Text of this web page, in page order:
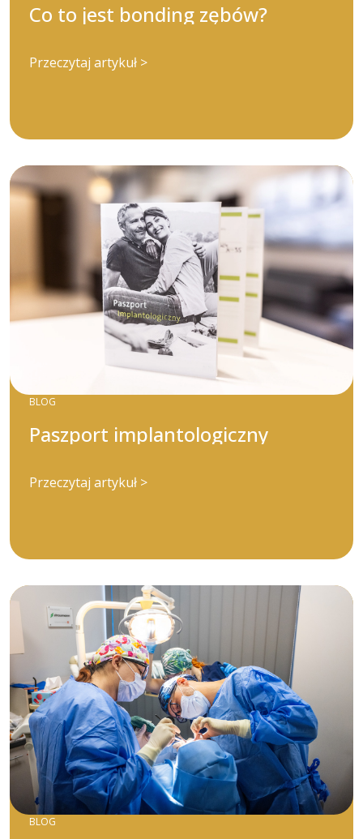
Co to jest bonding zębów?
Przeczytaj artykuł >
BLOG
Paszport implantologiczny
Przeczytaj artykuł >
BLOG